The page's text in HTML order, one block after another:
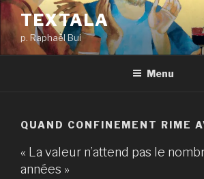
Aller
au
contenu
principal
TEXTALA
p. Raphaël Bui
Menu
QUAND CONFINEMENT RIME
« La valeur n’attend pas le
années »